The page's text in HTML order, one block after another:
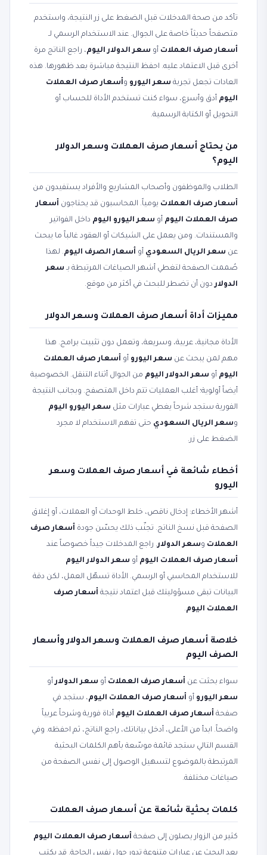
تأكد من صحة المدخلات قبل الضغط على زر النتيجة، واستخدم
متصفحاً حديثاً خاصة على الجوال. عند الاستخدام الرسمي لـ
أسعار صرف العملات أو سعر الدولار اليوم، راجع الناتج مرة
أخرى قبل الاعتماد عليه. احفظ النتيجة مباشرة بعد ظهورها. هذه
العادات تجعل تجربة سعر اليورو وأسعار صرف العملات
اليوم أدق وأسرع، سواء كنت تستخدم الأداة للحساب أو
التحويل أو الكتابة الرسمية.
من يحتاج أسعار صرف العملات وسعر الدولار
اليوم؟
الطلاب والموظفون وأصحاب المشاريع والأفراد يستفيدون من
أسعار صرف العملات يومياً. المحاسبون قد يحتاجون أسعار
صرف العملات اليوم أو سعر اليورو اليوم داخل الفواتير
والمستندات. ومن يعمل على الشيكات أو العقود غالباً ما يبحث
عن سعر الريال السعودي أو أسعار الصرف اليوم. لهذا
صُممت الصفحة لتغطي أشهر الصياغات المرتبطة بـ سعر
الدولاردون أن تضطر للبحث في أكثر من موقع.
مميزات أداة أسعار صرف العملات وسعر الدولار
الأداة مجانية، عربية، وسريعة، وتعمل دون تثبيت برامج. هذا
مهم لمن يبحث عن سعر اليورو أو أسعار صرف العملات
اليوم أو سعر الدولار اليوم من الجوال أثناء التنقل. الخصوصية
أيضاً أولوية؛ أغلب العمليات تتم داخل المتصفح. وبجانب النتيجة
الفورية ستجد شرحاً يغطي عبارات مثل سعر اليورو اليوم
وسعر الريال السعودي حتى تفهم الاستخدام لا مجرد
الضغط على زر.
أخطاء شائعة في أسعار صرف العملات وسعر
اليورو
أشهر الأخطاء: إدخال ناقص، خلط الوحدات أو العملات، أو إغلاق
الصفحة قبل نسخ الناتج. تجنّب ذلك يحسّن جودة أسعار صرف
العملات وسعر الدولار. راجع المدخلات جيداً خصوصاً عند
أسعار صرف العملات اليوم أو سعر الدولار اليوم
للاستخدام المحاسبي أو الرسمي. الأداة تسهّل العمل، لكن دقة
البيانات تبقى مسؤوليتك قبل اعتماد نتيجة أسعار صرف
العملات اليوم.
خلاصة أسعار صرف العملات وسعر الدولار وأسعار
الصرف اليوم
سواء بحثت عن أسعار صرف العملات أو سعر الدولارأو
سعر اليورو أو أسعار صرف العملات اليوم، ستجد في
صفحة أسعار صرف العملات اليوم أداة فورية وشرحاً عربياً
واضحاً. ابدأ من الأعلى، أدخل بياناتك، راجع الناتج، ثم احفظه. وفي
القسم التالي ستجد قائمة موسّعة بأهم الكلمات البحثية
المرتبطة بالموضوع لتسهيل الوصول إلى نفس الصفحة من
صياغات مختلفة.
كلمات بحثية شائعة عن أسعار صرف العملات
كثير من الزوار يصلون إلى صفحة أسعار صرف العملات اليوم
بعد البحث عن عبارات متنوعة تدور حول نفس الحاجة. قد يكتب